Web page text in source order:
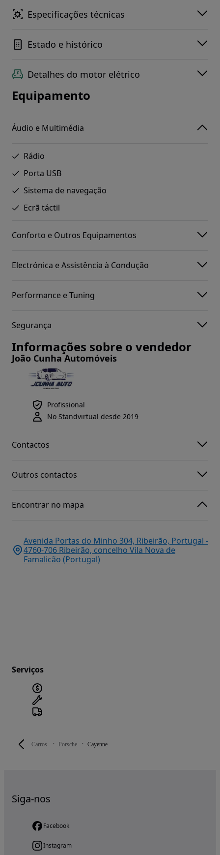
Carros Porsche Cayenne
Especificações técnicas
Estado e histórico
Detalhes do motor elétrico
Equipamento
Áudio e Multimédia
Rádio
Porta USB
Sistema de navegação
Ecrã táctil
Conforto e Outros Equipamentos
Electrónica e Assistência à Condução
Performance e Tuning
Segurança
Informações sobre o vendedor
João Cunha Automóveis
Profissional
No Standvirtual desde 2019
Contactos
Outros contactos
Encontrar no mapa
Avenida Portas do Minho 304, Ribeirão, Portugal -
4760-706 Ribeirão, concelho Vila Nova de
Famalicão (Portugal)
Serviços
Siga-nos
Facebook
Instagram